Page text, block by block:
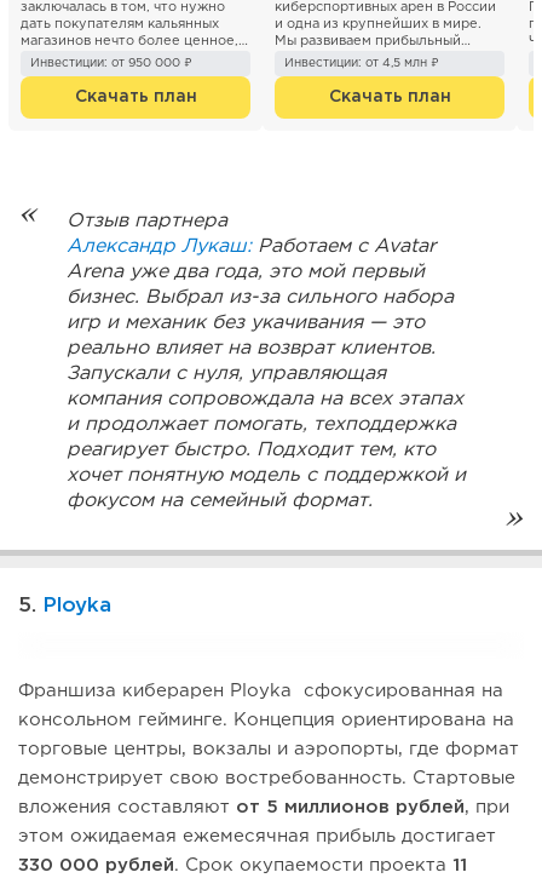
заключалась в том, что нужно
дать покупателям кальянных
магазинов нечто более ценное,
чем просто покупку...
Инвестиции: от 950 000 ₽
Скачать план
киберспортивных арен в России
и одна из крупнейших в мире.
Мы развиваем прибыльный
бизнес на рынке компьютер...
Инвестиции: от 4,5 млн ₽
Скачать план
Отзыв партнера
Александр Лукаш: Работаем с Avatar
Arena уже два года, это мой первый
бизнес. Выбрал из-за сильного набора
игр и механик без укачивания — это
реально влияет на возврат клиентов.
Запускали с нуля, управляющая
компания сопровождала на всех этапах
и продолжает помогать, техподдержка
реагирует быстро. Подходит тем, кто
хочет понятную модель с поддержкой и
фокусом на семейный формат.
5. Ployka
Франшиза киберарен Ployka сфокусированная на
консольном гейминге. Концепция ориентирована на
торговые центры, вокзалы и аэропорты, где формат
демонстрирует свою востребованность. Стартовые
вложения составляют от 5 миллионов рублей, при
этом ожидаемая ежемесячная прибыль достигает
330 000 рублей. Срок окупаемости проекта 11